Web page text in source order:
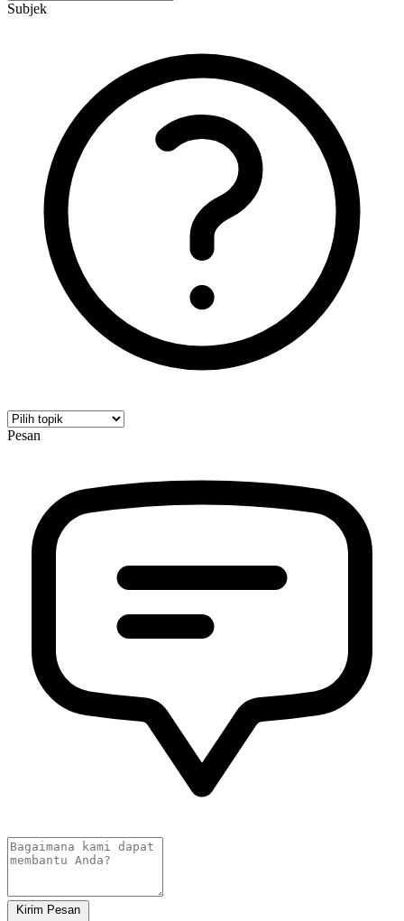
Subjek
Pesan
Kirim Pesan